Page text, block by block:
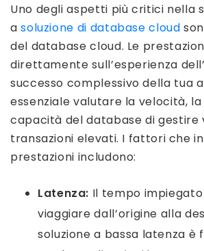
Uno degli aspetti più critici nella
asoluzione di database cloud
del database cloud. Le
direttamente sull’esperienza
successo complessivo della tua
essenziale valutare la velocità,
capacità del database di gestire
transazioni elevati. I fattori che
prestazioni includono:
Latenza: Il tempo
viaggiare dall’origine alla
soluzione a bassa latenza è